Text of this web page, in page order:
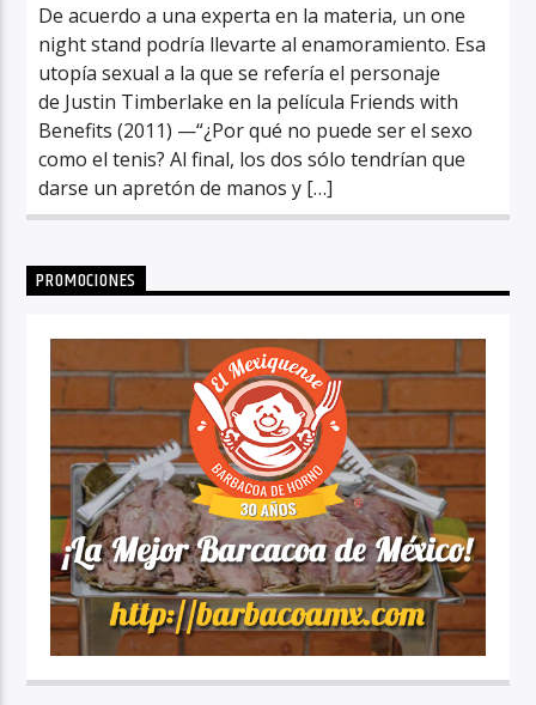
De acuerdo a una experta en la materia, un one
night stand podría llevarte al enamoramiento. Esa
utopía sexual a la que se refería el personaje
de Justin Timberlake en la película Friends with
Benefits (2011) —“¿Por qué no puede ser el sexo
como el tenis? Al final, los dos sólo tendrían que
darse un apretón de manos y […]
PROMOCIONES